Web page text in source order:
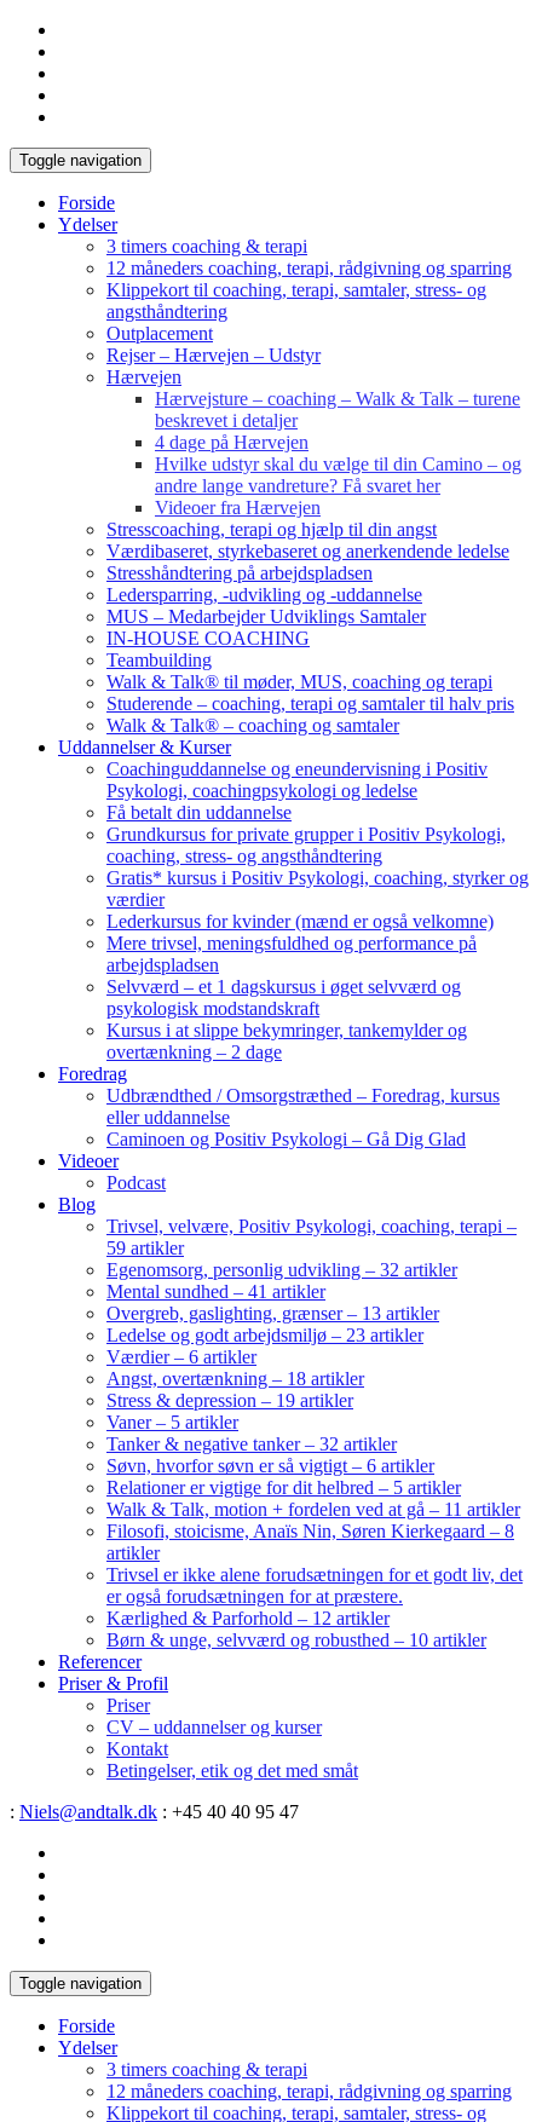
Toggle navigation
Forside
Ydelser
3 timers coaching & terapi
12 måneders coaching, terapi, rådgivning og sparring
Klippekort til coaching, terapi, samtaler, stress- og
angsthåndtering
Outplacement
Rejser – Hærvejen – Udstyr
Hærvejen
Hærvejsture – coaching – Walk & Talk – turene
beskrevet i detaljer
4 dage på Hærvejen
Hvilke udstyr skal du vælge til din Camino – og
andre lange vandreture? Få svaret her
Videoer fra Hærvejen
Stresscoaching, terapi og hjælp til din angst
Værdibaseret, styrkebaseret og anerkendende ledelse
Stresshåndtering på arbejdspladsen
Ledersparring, -udvikling og -uddannelse
MUS – Medarbejder Udviklings Samtaler
IN-HOUSE COACHING
Teambuilding
Walk & Talk® til møder, MUS, coaching og terapi
Studerende – coaching, terapi og samtaler til halv pris
Walk & Talk® – coaching og samtaler
Uddannelser & Kurser
Coachinguddannelse og eneundervisning i Positiv
Psykologi, coachingpsykologi og ledelse
Få betalt din uddannelse
Grundkursus for private grupper i Positiv Psykologi,
coaching, stress- og angsthåndtering
Gratis* kursus i Positiv Psykologi, coaching, styrker og
værdier
Lederkursus for kvinder (mænd er også velkomne)
Mere trivsel, meningsfuldhed og performance på
arbejdspladsen
Selvværd – et 1 dagskursus i øget selvværd og
psykologisk modstandskraft
Kursus i at slippe bekymringer, tankemylder og
overtænkning – 2 dage
Foredrag
Udbrændthed / Omsorgstræthed – Foredrag, kursus
eller uddannelse
Caminoen og Positiv Psykologi – Gå Dig Glad
Videoer
Podcast
Blog
Trivsel, velvære, Positiv Psykologi, coaching, terapi –
59 artikler
Egenomsorg, personlig udvikling – 32 artikler
Mental sundhed – 41 artikler
Overgreb, gaslighting, grænser – 13 artikler
Ledelse og godt arbejdsmiljø – 23 artikler
Værdier – 6 artikler
Angst, overtænkning – 18 artikler
Stress & depression – 19 artikler
Vaner – 5 artikler
Tanker & negative tanker – 32 artikler
Søvn, hvorfor søvn er så vigtigt – 6 artikler
Relationer er vigtige for dit helbred – 5 artikler
Walk & Talk, motion + fordelen ved at gå – 11 artikler
Filosofi, stoicisme, Anaïs Nin, Søren Kierkegaard – 8
artikler
Trivsel er ikke alene forudsætningen for et godt liv, det
er også forudsætningen for at præstere.
Kærlighed & Parforhold – 12 artikler
Børn & unge, selvværd og robusthed – 10 artikler
Referencer
Priser & Profil
Priser
CV – uddannelser og kurser
Kontakt
Betingelser, etik og det med småt
: Niels@andtalk.dk : +45 40 40 95 47
Toggle navigation
Forside
Ydelser
3 timers coaching & terapi
12 måneders coaching, terapi, rådgivning og sparring
Klippekort til coaching, terapi, samtaler, stress- og